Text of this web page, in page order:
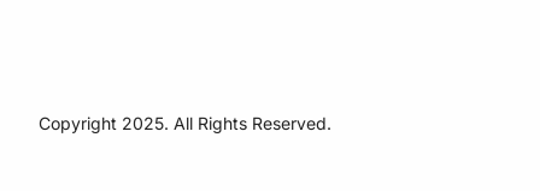
Copyright 2025. All Rights Reserved.